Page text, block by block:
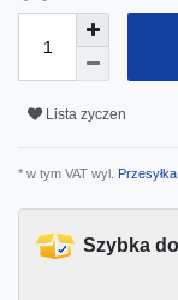
Lista zyczen
* w tym VAT wyl. Przesyłka
Szybka